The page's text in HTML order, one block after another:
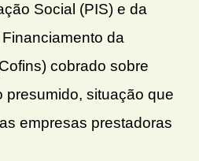
Social (PIS) e da
da
cobrado sobre
presumido, situação que
empresas prestadoras